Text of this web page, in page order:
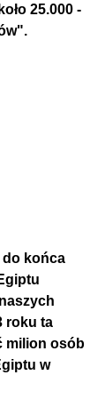
25.000 -
do końca
roku ta
milion osób
w